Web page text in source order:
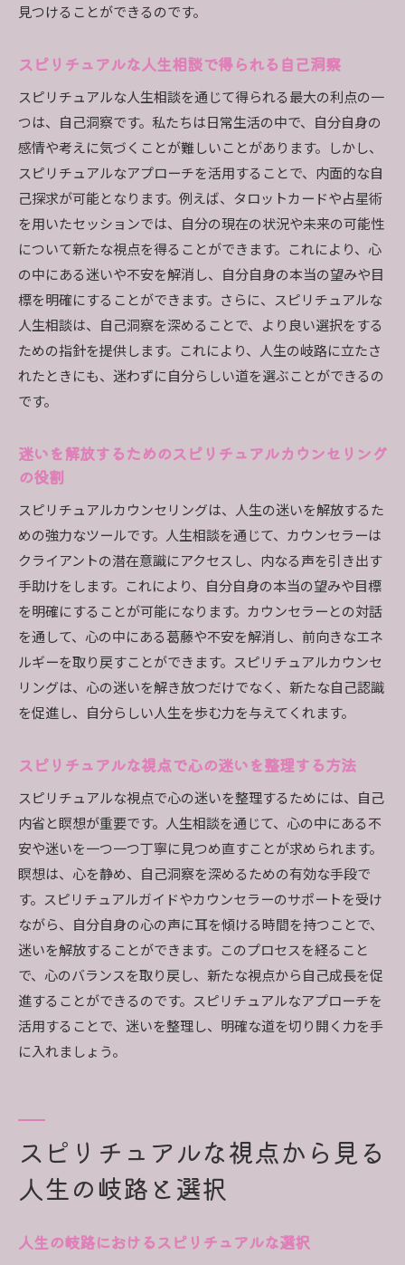
準備
ける
心の安心をもたらすスピリチュアルな相談とは
スピリチュアルな視点からの新たな人生の始ま
り
スピリチュアルな人生相談が示す新たな方向性
心の深層に到達するスピリチュアルな方法
スピリチュアルな視点で心の真実を探る
スピリチュアルな内省で見つける心の真実
心の奥深くにある真実を発見するためのガイド
スピリチュアルな人生相談が明かす心の秘密
スピリチュアルな視点で自己変革を促す
人生相談を通じて見つける新しいアイデンティ
ティ
スピリチュアルな旅で自分を再発見する
新たな自分を発見するためのスピリチュアルな
ヒント
スピリチュアルな人生相談が示す自己発見と成長の
自己発見を促すスピリチュアルな人生相談
スピリチュアルな成長のためのアプローチ
自己成長のためのスピリチュアルなガイダンス
人生相談で得られるスピリチュアルな洞察
スピリチュアルな成長の旅を始める方法
スピリチュアルな視点で自己成長を追求する
見つけることができるのです。
スピリチュアルな人生相談で得られる自己洞察
スピリチュアルな人生相談を通じて得られる最大の利点の一
つは、自己洞察です。私たちは日常生活の中で、自分自身の
感情や考えに気づくことが難しいことがあります。しかし、
スピリチュアルなアプローチを活用することで、内面的な自
己探求が可能となります。例えば、タロットカードや占星術
を用いたセッションでは、自分の現在の状況や未来の可能性
について新たな視点を得ることができます。これにより、心
の中にある迷いや不安を解消し、自分自身の本当の望みや目
標を明確にすることができます。さらに、スピリチュアルな
人生相談は、自己洞察を深めることで、より良い選択をする
ための指針を提供します。これにより、人生の岐路に立たさ
れたときにも、迷わずに自分らしい道を選ぶことができるの
です。
迷いを解放するためのスピリチュアルカウンセリング
の役割
スピリチュアルカウンセリングは、人生の迷いを解放するた
めの強力なツールです。人生相談を通じて、カウンセラーは
クライアントの潜在意識にアクセスし、内なる声を引き出す
手助けをします。これにより、自分自身の本当の望みや目標
を明確にすることが可能になります。カウンセラーとの対話
を通して、心の中にある葛藤や不安を解消し、前向きなエネ
ルギーを取り戻すことができます。スピリチュアルカウンセ
リングは、心の迷いを解き放つだけでなく、新たな自己認識
を促進し、自分らしい人生を歩む力を与えてくれます。
スピリチュアルな視点で心の迷いを整理する方法
スピリチュアルな視点で心の迷いを整理するためには、自己
内省と瞑想が重要です。人生相談を通じて、心の中にある不
安や迷いを一つ一つ丁寧に見つめ直すことが求められます。
瞑想は、心を静め、自己洞察を深めるための有効な手段で
す。スピリチュアルガイドやカウンセラーのサポートを受け
ながら、自分自身の心の声に耳を傾ける時間を持つことで、
迷いを解放することができます。このプロセスを経ること
で、心のバランスを取り戻し、新たな視点から自己成長を促
進することができるのです。スピリチュアルなアプローチを
活用することで、迷いを整理し、明確な道を切り開く力を手
に入れましょう。
スピリチュアルな視点から見る
人生の岐路と選択
人生の岐路におけるスピリチュアルな選択